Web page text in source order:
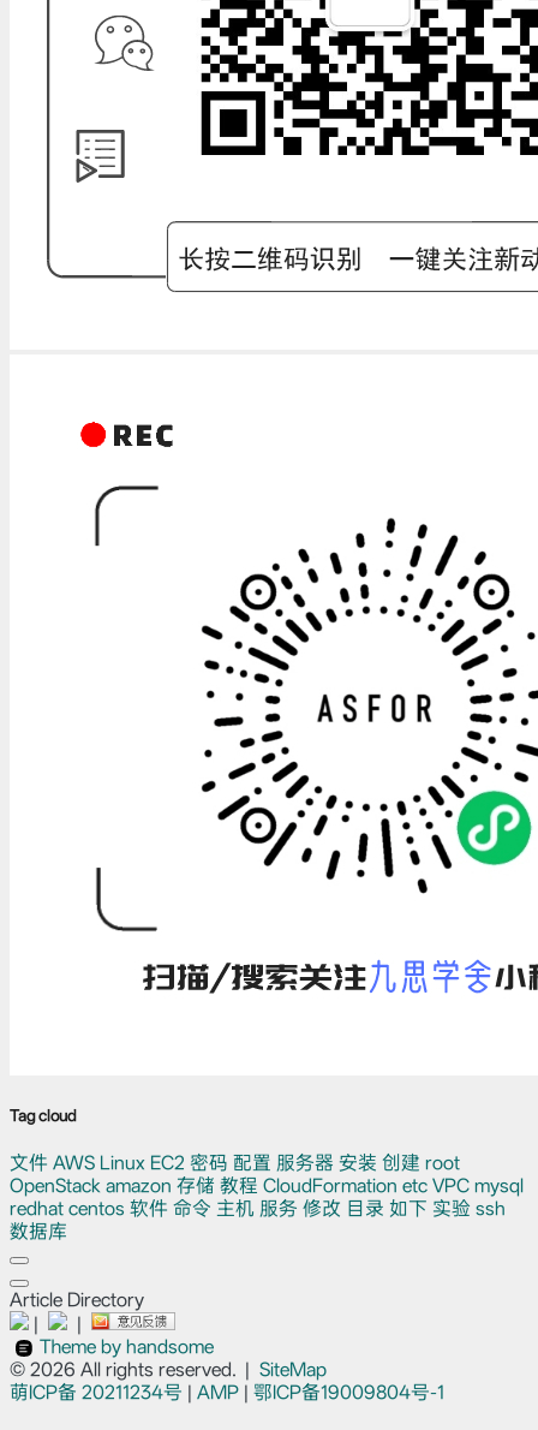
Tag cloud
文件 AWS Linux EC2 密码 配置 服务器 安装 创建 root
OpenStack amazon 存储 教程 CloudFormation etc VPC mysql
redhat centos 软件 命令 主机 服务 修改 目录 如下 实验 ssh
数据库
Article Directory
|
|
Theme by handsome
© 2026 All rights reserved. | SiteMap
萌ICP备 20211234号 | AMP | 鄂ICP备19009804号-1